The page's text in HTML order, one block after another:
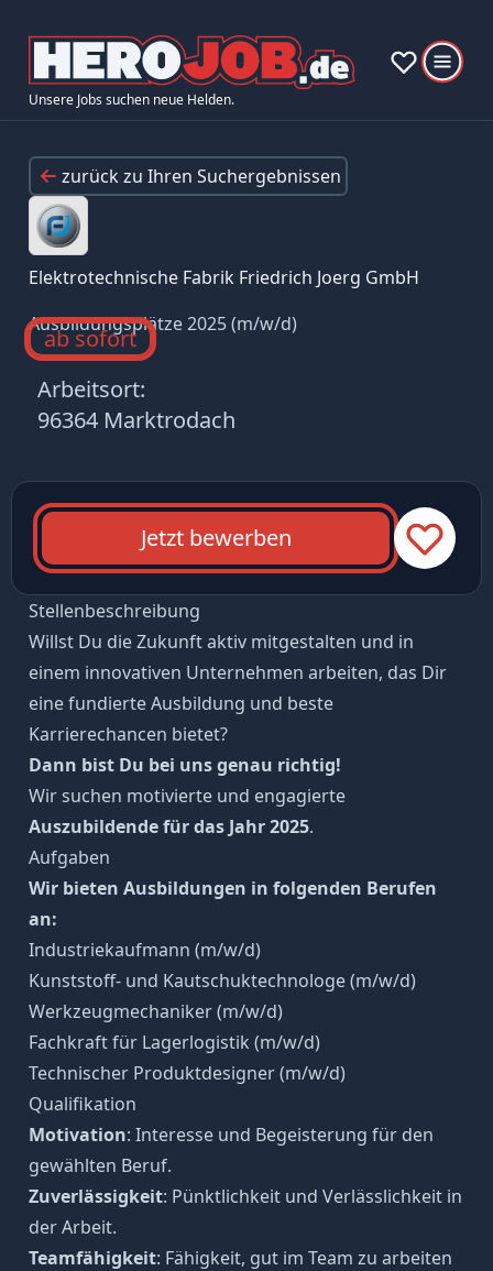
Unsere Jobs suchen neue Helden.
zurück zu Ihren Suchergebnissen
Elektrotechnische Fabrik Friedrich Joerg GmbH
Ausbildungsplätze 2025 (m/w/d)
ab sofort
Arbeitsort:
96364 Marktrodach
Jetzt bewerben
Stellenbeschreibung
Willst Du die Zukunft aktiv mitgestalten und in
einem innovativen Unternehmen arbeiten, das Dir
eine fundierte Ausbildung und beste
Karrierechancen bietet?
Dann bist Du bei uns genau richtig!
Wir suchen motivierte und engagierte
Auszubildende für das Jahr 2025.
Aufgaben
Wir bieten Ausbildungen in folgenden Berufen
an:
Industriekaufmann (m/w/d)
Kunststoff- und Kautschuktechnologe (m/w/d)
Werkzeugmechaniker (m/w/d)
Fachkraft für Lagerlogistik (m/w/d)
Technischer Produktdesigner (m/w/d)
Qualifikation
Motivation: Interesse und Begeisterung für den
gewählten Beruf.
Zuverlässigkeit: Pünktlichkeit und Verlässlichkeit in
der Arbeit.
Teamfähigkeit: Fähigkeit, gut im Team zu arbeiten